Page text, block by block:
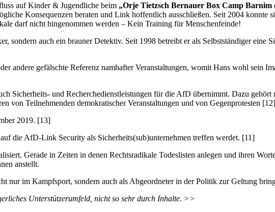
auf Kinder & Jugendliche beim „Orje Tietzsch Bernauer Box Camp Barnim
Konsequenzen beraten und Link hoffentlich ausschließen. Seit 2004 konnte
darf nicht hingenommen werden – Kein Training für Menschenfeinde!
sondern auch ein brauner Detektiv. Seit 1998 betreibt er als Selbstständiger eine
andere gefälschte Referenz namhafter Veranstaltungen, womit Hans wohl sein
Sicherheits- und Recherchedienstleistungen für die AfD übernimmt. Dazu
von Teilnehmenden demokratischer Veranstaltungen und von Gegenprotesten
2019. [13]
die AfD-Link Security als Sicherheits(sub)unternehmen treffen werdet. [11]
Gerade in Zeiten in denen Rechtsradikale Todeslisten anlegen und ihren
anstellt.
nur im Kampfsport, sondern auch als Abgeordneter in der Politik zur Geltung
Unterstützerumfeld, nicht so sehr durch Inhalte. >>